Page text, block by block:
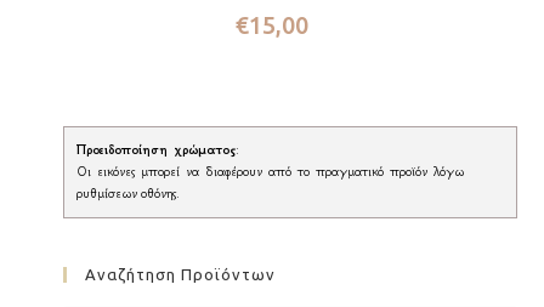
€15,00
Προειδοποίηση χρώματος:
Οι εικόνες μπορεί να διαφέρουν από το πραγματικό προϊόν λόγω
ρυθμίσεων οθόνης.
Αναζήτηση Προϊόντων